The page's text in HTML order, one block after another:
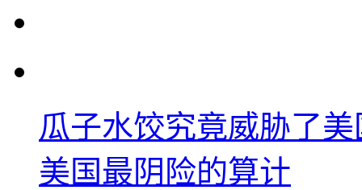
瓜子水饺究竟威胁了
美国最阴险的算计